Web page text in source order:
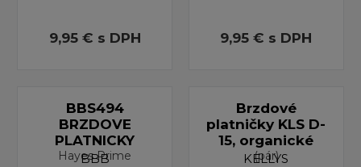
9,95 € s DPH 9,95 € s DPH
BBS494
BRZDOVE
PLATNICKY
Hayes Prime
BBB
Brzdové
platničky KLS D-
15, organické
(pár)
KELLYS